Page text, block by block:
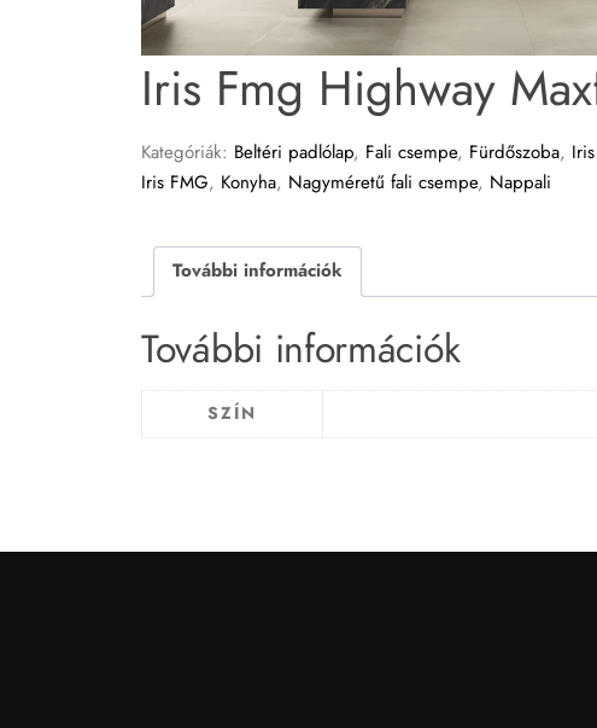
Iris Fmg Highway
Kategóriák: Beltéri padlólap, Fali csempe, Fürdőszoba,
Iris FMG, Konyha, Nagyméretű fali csempe, Nappali
További információk
További információk
SZÍN